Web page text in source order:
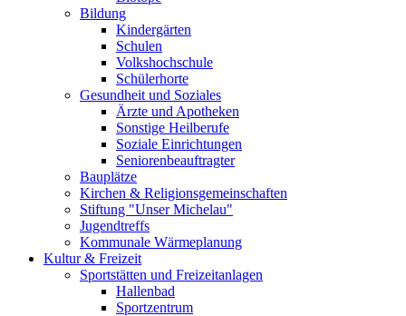
Bildung
Kindergärten
Schulen
Volkshochschule
Schülerhorte
Gesundheit und Soziales
Ärzte und Apotheken
Sonstige Heilberufe
Soziale Einrichtungen
Seniorenbeauftragter
Bauplätze
Kirchen & Religionsgemeinschaften
Stiftung "Unser Michelau"
Jugendtreffs
Kommunale Wärmeplanung
Kultur & Freizeit
Sportstätten und Freizeitanlagen
Hallenbad
Sportzentrum